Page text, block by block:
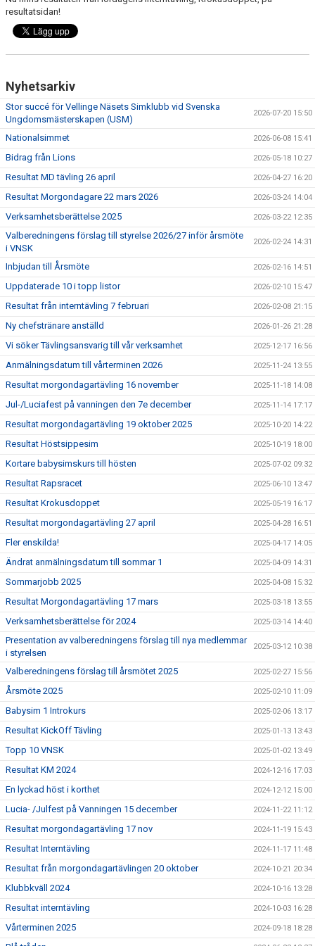
DOKUMENT
resultatsidan!
Nyhetsarkiv
Stor succé för Vellinge Näsets Simklubb vid Svenska
Ungdomsmästerskapen (USM)
2026-07-20 15:50
Nationalsimmet 2026-06-08 15:41
Bidrag från Lions 2026-05-18 10:27
Resultat MD tävling 26 april 2026-04-27 16:20
Resultat Morgondagare 22 mars 2026 2026-03-24 14:04
Verksamhetsberättelse 2025 2026-03-22 12:35
Valberedningens förslag till styrelse 2026/27 inför årsmöte
i VNSK
2026-02-24 14:31
Inbjudan till Årsmöte 2026-02-16 14:51
Uppdaterade 10 i topp listor 2026-02-10 15:47
Resultat från interntävling 7 februari 2026-02-08 21:15
Ny chefstränare anställd 2026-01-26 21:28
Vi söker Tävlingsansvarig till vår verksamhet 2025-12-17 16:56
Anmälningsdatum till vårterminen 2026 2025-11-24 13:55
Resultat morgondagartävling 16 november 2025-11-18 14:08
Jul-/Luciafest på vanningen den 7e december 2025-11-14 17:17
Resultat morgondagartävling 19 oktober 2025 2025-10-20 14:22
Resultat Höstsippesim 2025-10-19 18:00
Kortare babysimskurs till hösten 2025-07-02 09:32
Resultat Rapsracet 2025-06-10 13:47
Resultat Krokusdoppet 2025-05-19 16:17
Resultat morgondagartävling 27 april 2025-04-28 16:51
Fler enskilda! 2025-04-17 14:05
Ändrat anmälningsdatum till sommar 1 2025-04-09 14:31
Sommarjobb 2025 2025-04-08 15:32
Resultat Morgondagartävling 17 mars 2025-03-18 13:55
Verksamhetsberättelse för 2024 2025-03-14 14:40
Presentation av valberedningens förslag till nya medlemmar
i styrelsen
2025-03-12 10:38
Valberedningens förslag till årsmötet 2025 2025-02-27 15:56
Årsmöte 2025 2025-02-10 11:09
Babysim 1 Introkurs 2025-02-06 13:17
Resultat KickOff Tävling 2025-01-13 13:43
Topp 10 VNSK 2025-01-02 13:49
Resultat KM 2024 2024-12-16 17:03
En lyckad höst i korthet 2024-12-12 15:00
Lucia- /Julfest på Vanningen 15 december 2024-11-22 11:12
Resultat morgondagartävling 17 nov 2024-11-19 15:43
Resultat Interntävling 2024-11-17 11:48
Resultat från morgondagartävlingen 20 oktober 2024-10-21 20:34
Klubbkväll 2024 2024-10-16 13:28
Resultat interntävling 2024-10-03 16:28
Vårterminen 2025 2024-09-18 18:28